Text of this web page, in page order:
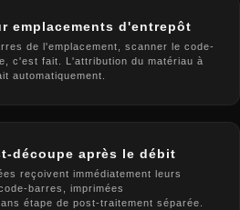
emplacements d'entrepôt
de l'emplacement, scanner le code-
c'est fait. L'attribution du matériau à
automatiquement.
découpe après le débit
reçoivent immédiatement leurs
barres, imprimées
étape de post-traitement séparée.